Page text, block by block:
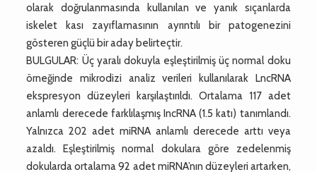
olarak doğrulanmasında kullanılan ve yanık sıçanlarda
iskelet kası zayıflamasının ayrıntılı bir patogenezini
gösteren güçlü bir aday belirteçtir.
BULGULAR: Üç yaralı dokuyla eşleştirilmiş üç normal doku
örneğinde mikrodizi analiz verileri kullanılarak LncRNA
ekspresyon düzeyleri karşılaştırıldı. Ortalama 117 adet
anlamlı derecede farklılaşmış IncRNA (1.5 katı) tanımlandı.
Yalnızca 202 adet miRNA anlamlı derecede arttı veya
azaldı. Eşleştirilmiş normal dokulara göre zedelenmiş
dokularda ortalama 92 adet miRNA’nın düzeyleri artarken,